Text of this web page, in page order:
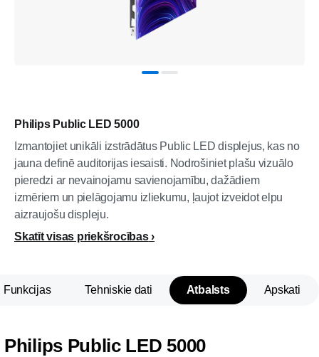
Philips Public LED 5000
Izmantojiet unikāli izstrādātus Public LED displejus, kas no
jauna definē auditorijas iesaisti. Nodrošiniet plašu vizuālo
pieredzi ar nevainojamu savienojamību, dažādiem
izmēriem un pielāgojamu izliekumu, ļaujot izveidot elpu
aizraujošu displeju.
Skatīt visas priekšrocības
Funkcijas Tehniskie dati Atbalsts Apskati
Philips Public LED 5000